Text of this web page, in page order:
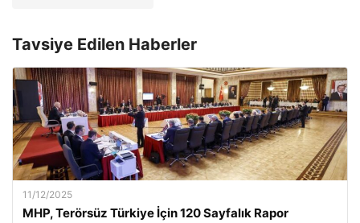
Tavsiye Edilen Haberler
11/12/2025
MHP, Terörsüz Türkiye İçin 120 Sayfalık Rapor